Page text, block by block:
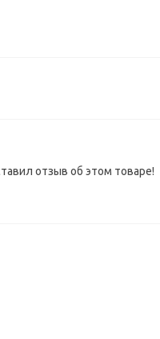
отзыв об этом товаре!